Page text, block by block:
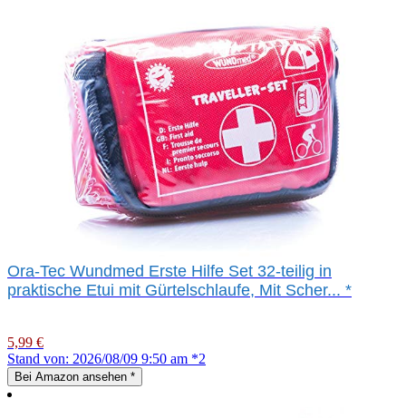
Ora-Tec Wundmed Erste Hilfe Set 32-teilig in
praktische Etui mit Gürtelschlaufe, Mit Scher... *
5,99 €
Stand von: 2026/08/09 9:50 am *2
Bei Amazon ansehen *